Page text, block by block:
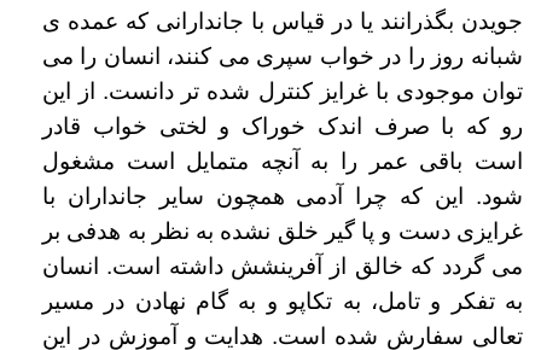
جویدن بگذرانند یا در قیاس با جاندارانی که عمده ی
شبانه روز را در خواب سپری می کنند، انسان را می
توان موجودی باغرایز کنترل شده تر دانست. از این
رو که با صرف اندک خوراک و لختی خواب قادر
است باقی عمر را به آنچه متمایل است مشغول
شود. این که چرا آدمی همچون سایر جانداران با
غرایزی دست و پا گیر خلق نشده به نظر به هدفی بر
می گردد که خالق از آفرینشش داشته است. انسان
به تفکر و تامل، به تکاپو و به گام نهادن در مسیر
تعالی سفارش شده است. هدایت و آموزش در این